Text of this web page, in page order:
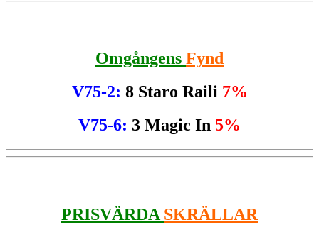
Omgångens Fynd
V75-2: 8 Staro Raili 7%
V75-6: 3 Magic In 5%
PRISVÄRDA SKRÄLLAR